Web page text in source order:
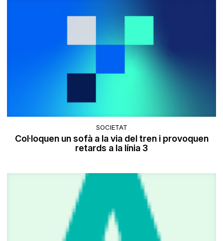
SOCIETAT
Col·loquen un sofà a la via del tren i provoquen
retards a la línia 3